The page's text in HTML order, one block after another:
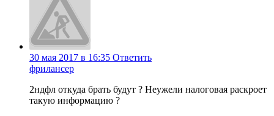
30 мая 2017 в 16:35 Ответить
фрилансер
2ндфл откуда брать будут ? Неужели налоговая раскроет
такую информацию ?